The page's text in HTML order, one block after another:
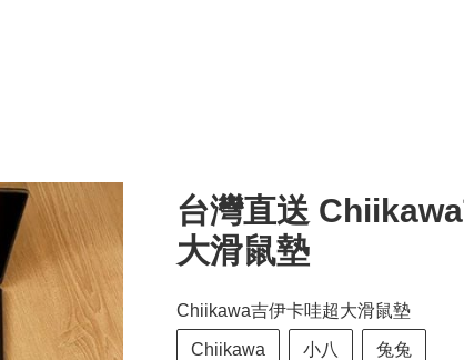
台灣直送
大滑鼠墊
Chiikawa吉伊卡哇超大滑鼠墊
Chiikawa 小八 兔兔